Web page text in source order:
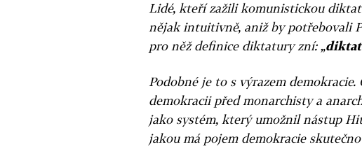
Lidé, kteří zažili komunistickou
nějak intuitivně, aniž by potřebovali
pro něž definice diktatury zní: „
Podobné je to s výrazem
demokracii před monarchisty a
jako systém, který umožnil nástup
jakou má pojem demokracie